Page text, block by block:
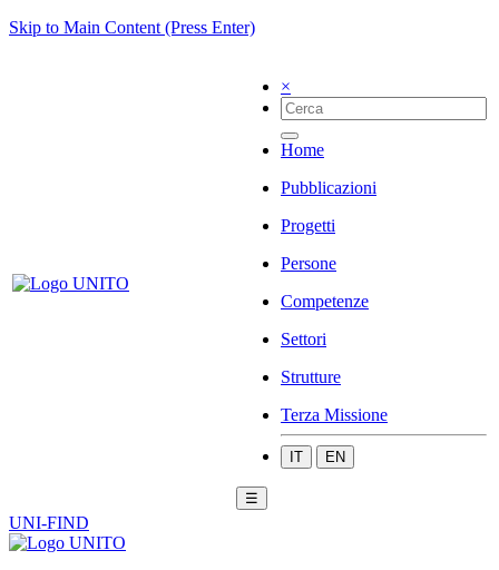
Skip to Main Content (Press Enter)
×
Home
Pubblicazioni
Progetti
Persone
Competenze
Settori
Strutture
Terza Missione
IT EN
☰
UNI-FIND